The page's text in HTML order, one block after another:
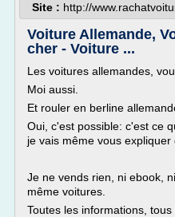
Site : http://
Voiture Allemande,
cher - Voiture ...
Les voitures allemandes,
Moi aussi.
Et rouler en berline
Oui, c'est possible: c'est ce
je vais même vous expliquer
Je ne vends rien, ni ebook,
même voitures.
Toutes les informations,